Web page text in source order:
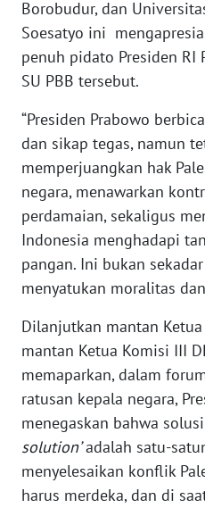
Borobudur, dan
Soesatyo ini
penuh pidato Presiden RI
SU PBB tersebut.
“Presiden Prabowo
dan sikap tegas, namun
memperjuangkan hak
negara, menawarkan
perdamaian, sekaligus
Indonesia menghadapi
pangan. Ini bukan
menyatukan moralitas
Dilanjutkan mantan
mantan Ketua Komisi III
memaparkan, dalam
ratusan kepala negara,
menegaskan bahwa
solution’adalah satu-
menyelesaikan konflik
harus merdeka, dan di
WN
BANTEN
NTT
WN
KEPRI
WN
PAPUA
PAPUA
BARAT
RIAU
WN
SERAMBI